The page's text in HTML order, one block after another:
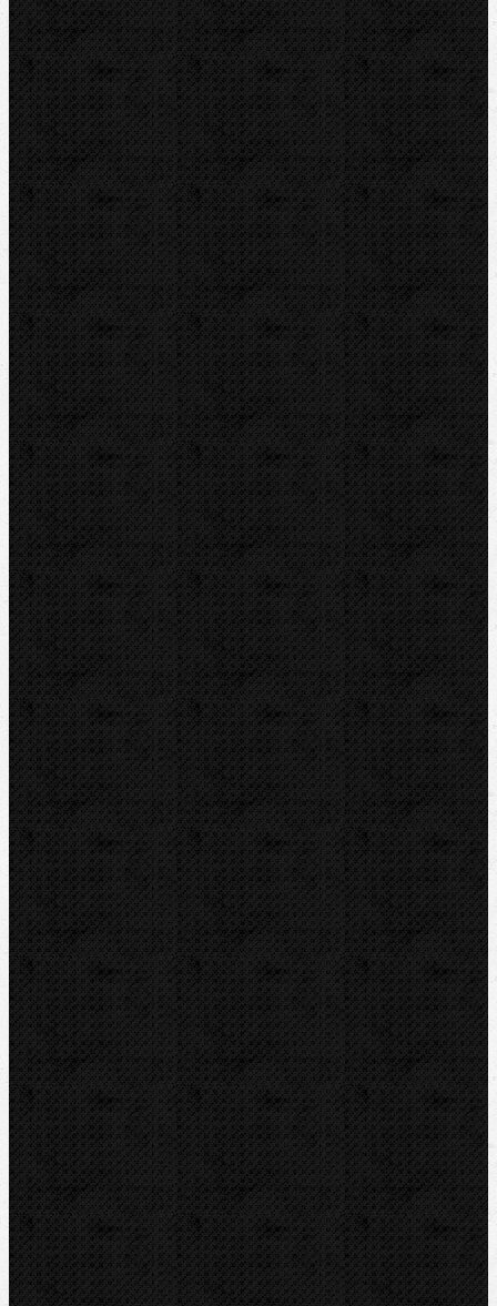
Drážkovače
Pily
Tlakové pumpy
Čističky kanalizace
Odvápňovací systémy
Klimatizační technika
Vysoušení, odvlhčování
Zmrazovací zařízení
Vrtání a frézy
Elektomontážní nářadí
Lokalizace a trasování
Značky
RIDGID
BERNZOMATIC
NIPO
ROTHENBERGER
REMS
VIRAX